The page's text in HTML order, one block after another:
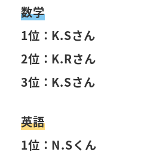
数学
1位：K.Sさん
2位：K.Rさん
3位：K.Sさん
英語
1位：N.Sくん